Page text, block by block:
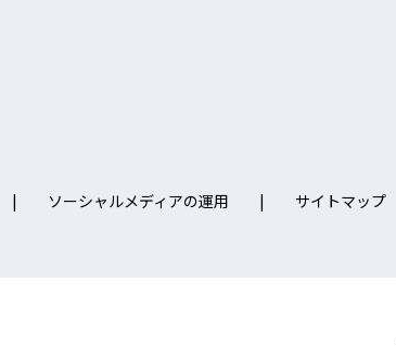
ソーシャルメディアの運用 サイトマップ